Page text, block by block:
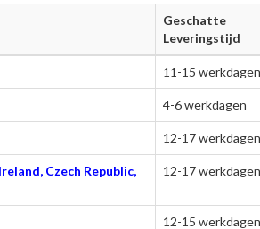
Geschatte
Leveringstijd
11-15 werkdagen
4-6 werkdagen
12-17 werkdagen
Czech Republic,
12-17 werkdagen
12-15 werkdagen